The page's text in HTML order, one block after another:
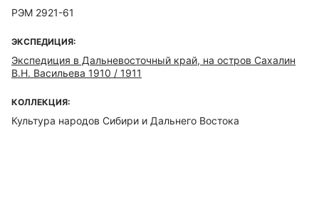
РЭМ 2921-61
ЭКСПЕДИЦИЯ:
Экспедиция в Дальневосточный край, на остров Сахалин
В.Н. Васильева 1910 / 1911
КОЛЛЕКЦИЯ:
Культура народов Сибири и Дальнего Востока